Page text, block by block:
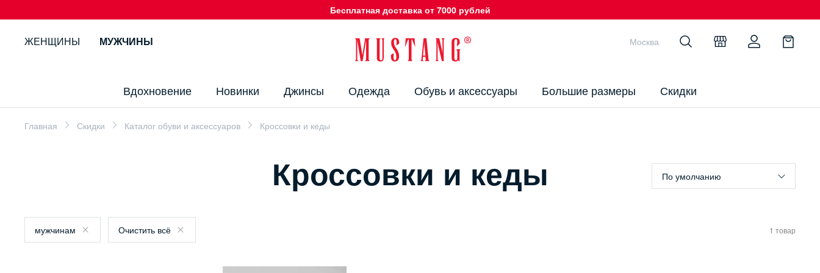
Бесплатная доставка от 7000 рублей
ЖЕНЩИНЫ МУЖЧИНЫ
Вдохновение Новинки Джинсы Одежда Обувь и аксессуары Большие размеры Скидки
Москва
Главная Скидки Каталог обуви и аксессуаров Кроссовки и кеды
Кроссовки и кеды По умолчанию
мужчинам Очистить всё 1 товар